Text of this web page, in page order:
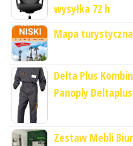
wysyłka 72 h
Mapa
Delta Plus
Panoply
Zestaw Mebli